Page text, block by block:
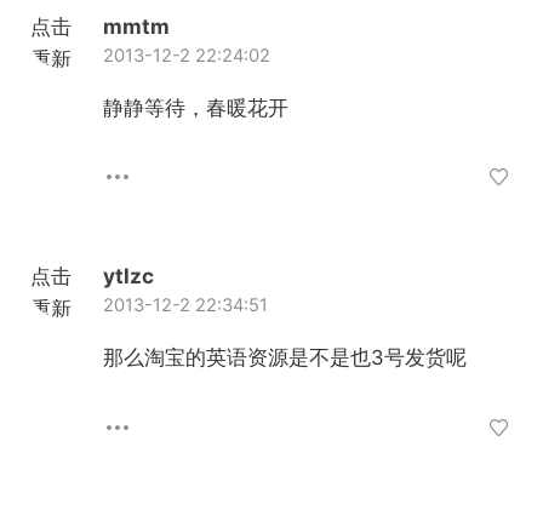
点击
重新
mmtm
2013-12-2 22:24:02
静静等待，春暖花开
点击
重新
ytlzc
2013-12-2 22:34:51
那么淘宝的英语资源是不是也3号发货呢